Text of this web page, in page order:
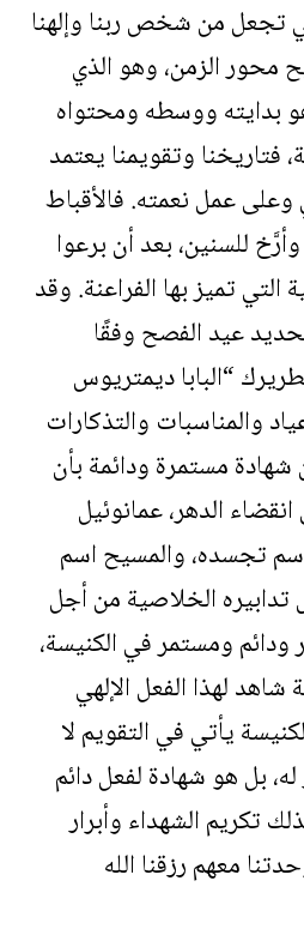
تجعل من شخص ربنا وإلهنا
الزمن، وهو الذي
بدايته ووسطه ومحتواه
فتاريخنا وتقويمنا يعتمد
عمل نعمته. فالأقباط
للسنين، بعد أن برعوا
التي تميز بها الفراعنة. وقد
عيد الفصح وفقًا
“البابا ديمتريوس
والمناسبات والتذكارات
شهادة مستمرة ودائمة بأن
انقضاء الدهر، عمانوئيل
تجسده، والمسيح اسم
الخلاصية من أجل
ومستمر في الكنيسة،
لهذا الفعل الإلهي
يأتي في التقويم لا
بل هو شهادة لفعل دائم
تكريم الشهداء وأبرار
معهم رزقنا الله